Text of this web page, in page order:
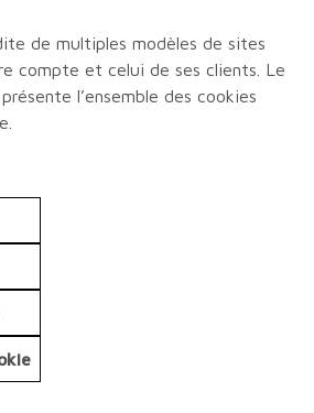
de multiples modèles de sites
compte et celui de ses clients. Le
l’ensemble des cookies